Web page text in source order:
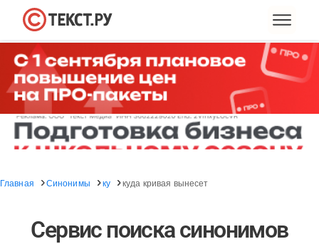
Главная Синонимы ку куда кривая вынесет
Сервис поиска синонимов